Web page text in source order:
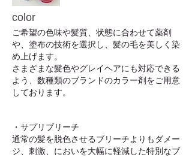
color
ご希望の色味や髪質、状態に合わせて薬剤
や、塗布の技術を選択し、髪の毛を美しく染
め上げます。
さまざまな髪色やグレイヘアにも対応できる
よう、数種類のブランドのカラー剤をご用意
しております。
・サプリブリーチ
通常の髪を脱色させるブリーチよりもダメー
ジ、刺激、においを大幅に軽減した特別なブ